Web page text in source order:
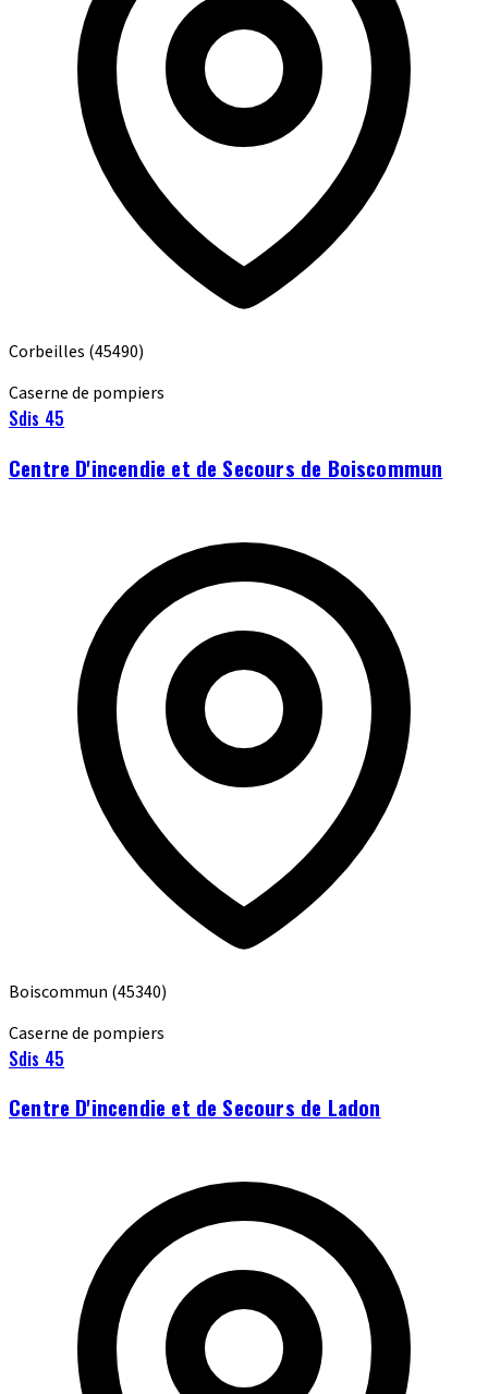
Corbeilles (45490)
Caserne de pompiers
Sdis 45
Centre D'incendie et de Secours de Boiscommun
Boiscommun (45340)
Caserne de pompiers
Sdis 45
Centre D'incendie et de Secours de Ladon